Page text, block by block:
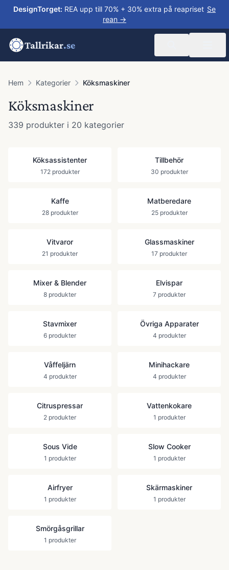
DesignTorget: REA upp till 70% + 30% extra på reapriset Se
rean →
Tallrikar.se
Hem Kategorier Köksmaskiner
Köksmaskiner
339 produkter i 20 kategorier
Köksassistenter
172produkter
Tillbehör
30 produkter
Kaffe
28produkter
Matberedare
25produkter
Vitvaror
21 produkter
Glassmaskiner
17 produkter
Mixer & Blender
8 produkter
Elvispar
7 produkter
Stavmixer
6 produkter
Övriga Apparater
4 produkter
Våffeljärn
4 produkter
Minihackare
4 produkter
Citruspressar
2 produkter
Vattenkokare
1 produkter
Sous Vide
1 produkter
Slow Cooker
1 produkter
Airfryer
1 produkter
Skärmaskiner
1 produkter
Smörgåsgrillar
1 produkter